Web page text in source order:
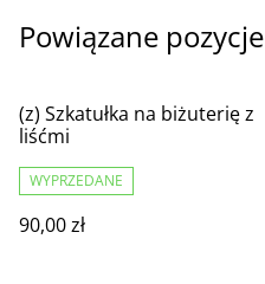
Powiązane pozycje
(z) Szkatułka na biżuterię z
liśćmi
WYPRZEDANE
90,00 zł